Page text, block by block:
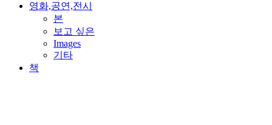
영화,공연,전시
본
보고 싶은
Images
기타
책